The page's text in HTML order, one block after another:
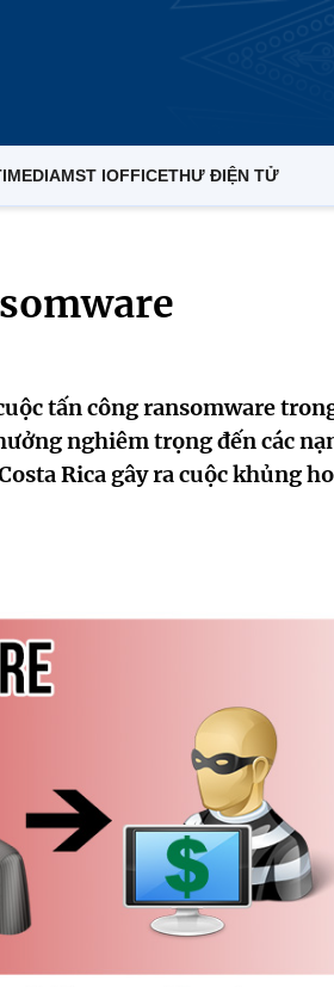
MST IOFFICETHƯ ĐIỆN TỬ
tấn công ransomware
nghiêm trọng đến các
Rica gây ra cuộc khủng